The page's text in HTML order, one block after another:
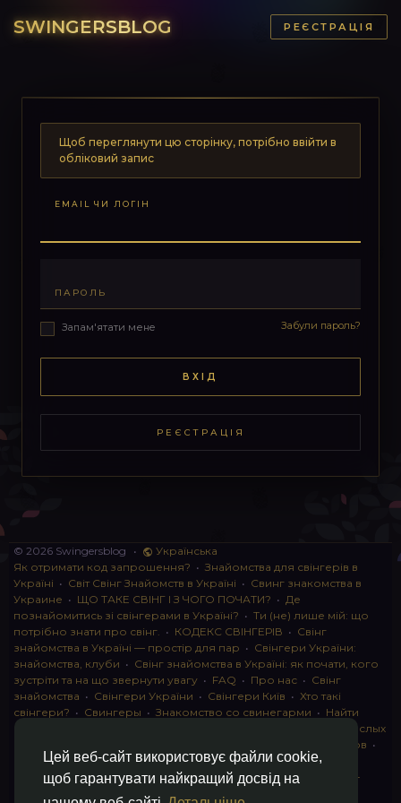
Цей веб-сайт використовує файли cookie,
щоб гарантувати найкращий досвід на
SWINGERSBLOG РЕЄСТРАЦІЯ
Щоб переглянути цю сторінку, потрібно ввійти в
обліковий запис
EMAIL ЧИ ЛОГІН
ПАРОЛЬ
Запам'ятати мене Забули пароль?
ВХІД
РЕЄСТРАЦІЯ
© 2026 Swingersblog •
Українська
Як отримати код запрошення? • Знайомства для свінгерів в
Україні • Світ Свінг Знайомств в Україні • Свинг знакомства в
Украине • ЩО ТАКЕ СВІНГ І З ЧОГО ПОЧАТИ? • Де
познайомитись зі свінгерами в Україні? • Ти (не) лише мій: що
потрібно знати про свінг. • КОДЕКС СВІНГЕРІВ • Свінг
знайомства в Україні — простір для пар • Свінгери України:
знайомства, клуби • Свінг знайомства в Україні: як почати, кого
зустріти та на що звернути увагу • FAQ • Про нас • Свінг
знайомства • Свінгери України • Свінгери Київ • Хто такі
свінгери? • Свингеры • Знакомство со свинегарми • Найти
instagram для взрослых
Клуб свингеров •
Конфіденційність• Правила• Партнерська програма
Свингеры •Свинг-пати•О свингерах откровенно
Свинг-
клуб: что это и как работает